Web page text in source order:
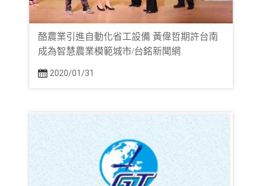
酪農業引進自動化省工設備 黃偉哲期許台南
成為智慧農業模範城市/台銘新聞網
2020/01/31